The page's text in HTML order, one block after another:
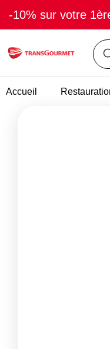
-10% sur votre
Accueil